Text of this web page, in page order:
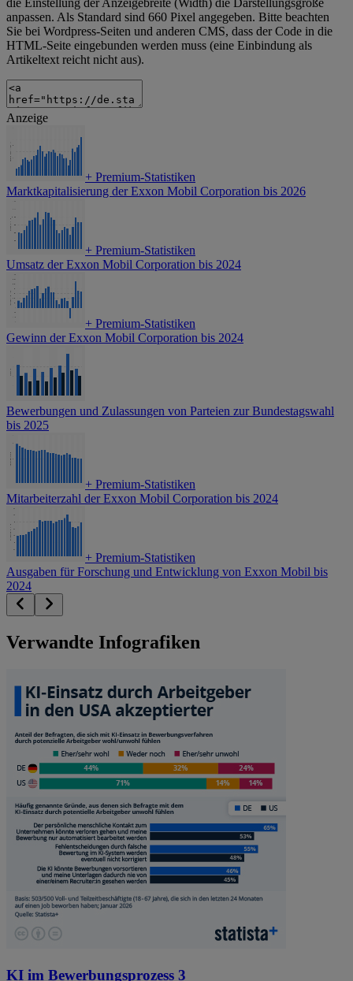
die Einstellung der Anzeigebreite (Width) die Darstellungsgröße
anpassen. Als Standard sind 660 Pixel angegeben. Bitte beachten
Sie bei Wordpress-Seiten und anderen CMS, dass der Code in die
HTML-Seite eingebunden werden muss (eine Einbindung als
Artikeltext reicht nicht aus).
Anzeige
+ Premium-Statistiken
Marktkapitalisierung der Exxon Mobil Corporation bis 2026
+ Premium-Statistiken
Umsatz der Exxon Mobil Corporation bis 2024
+ Premium-Statistiken
Gewinn der Exxon Mobil Corporation bis 2024
Bewerbungen und Zulassungen von Parteien zur Bundestagswahl
bis 2025
+ Premium-Statistiken
Mitarbeiterzahl der Exxon Mobil Corporation bis 2024
+ Premium-Statistiken
Ausgaben für Forschung und Entwicklung von Exxon Mobil bis
2024
Verwandte Infografiken
KI im Bewerbungsprozess 3